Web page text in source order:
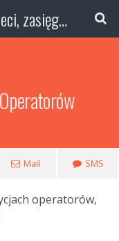
gsm.biz.pl - informacje, sieci, zasięg technologie
Mail SMS
operatorów,